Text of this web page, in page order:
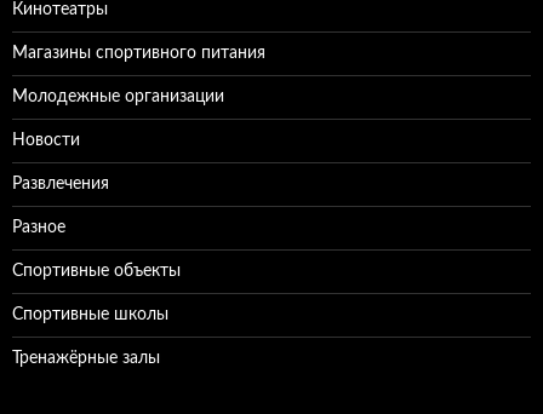
Кинотеатры
Магазины спортивного питания
Молодежные организации
Новости
Развлечения
Разное
Спортивные объекты
Спортивные школы
Тренажёрные залы